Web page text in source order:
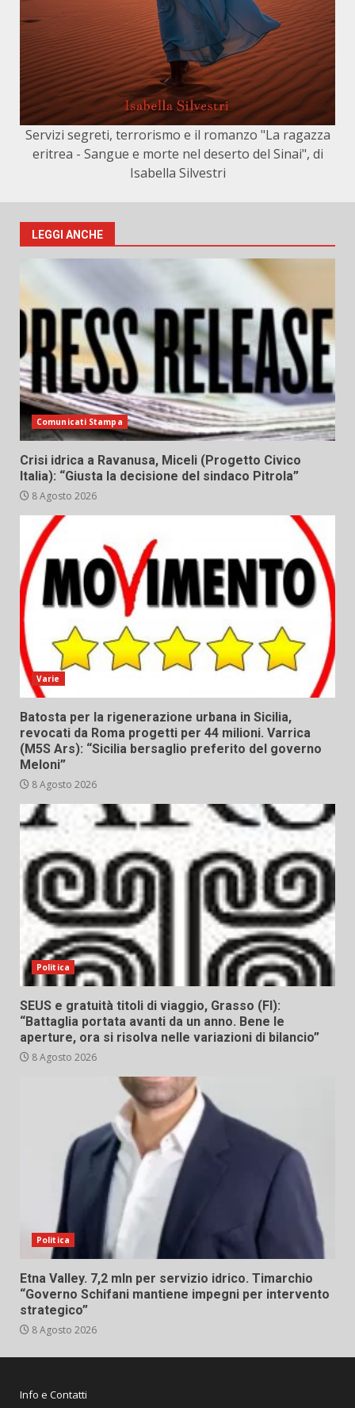
Servizi segreti, terrorismo e il romanzo "La ragazza
eritrea - Sangue e morte nel deserto del Sinai", di
Isabella Silvestri
LEGGI ANCHE
Comunicati Stampa
Crisi idrica a Ravanusa, Miceli (Progetto Civico
Italia): “Giusta la decisione del sindaco Pitrola”
8 Agosto 2026
Varie
Batosta per la rigenerazione urbana in Sicilia,
revocati da Roma progetti per 44 milioni. Varrica
(M5S Ars): “Sicilia bersaglio preferito del governo
Meloni”
8 Agosto 2026
Politica
SEUS e gratuità titoli di viaggio, Grasso (FI):
“Battaglia portata avanti da un anno. Bene le
aperture, ora si risolva nelle variazioni di bilancio”
8 Agosto 2026
Politica
Etna Valley. 7,2 mln per servizio idrico. Timarchio
“Governo Schifani mantiene impegni per intervento
strategico”
8 Agosto 2026
Info e Contatti